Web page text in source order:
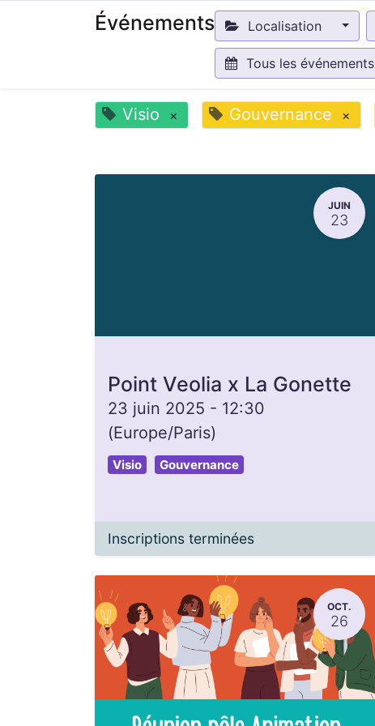
Événements Localisation
Tous les événements
Visio × Gouvernance ×
JUIN
23
Point Veolia x La Gonette
23 juin 2025 - 12:30
(Europe/Paris)
Visio Gouvernance
Inscriptions terminées
OCT.
26